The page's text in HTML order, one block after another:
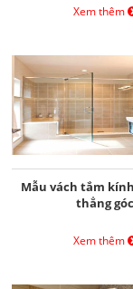
Xem thêm
Mẫu vách tắm
thẳng góc
Xem thêm